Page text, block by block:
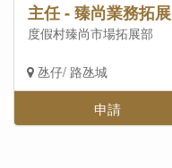
主任 - 臻尚業務拓展
度假村臻尚市場拓展部
氹仔/ 路氹城
申請